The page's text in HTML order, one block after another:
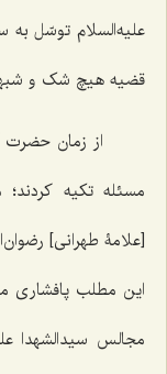
علیه‌السلام توسّل به
قضیه هیچ شک و
از زمان حضرت
مسئله تکیه
[علامۀ طهرانی]
این مطلب پافشاری
مجالس سیدالشهدا